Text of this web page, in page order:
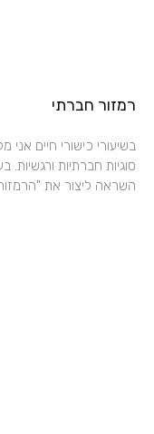
רמזור חברתי
בשיעורי כישורי חיים
סוגיות חברתיות
השראה ליצור את